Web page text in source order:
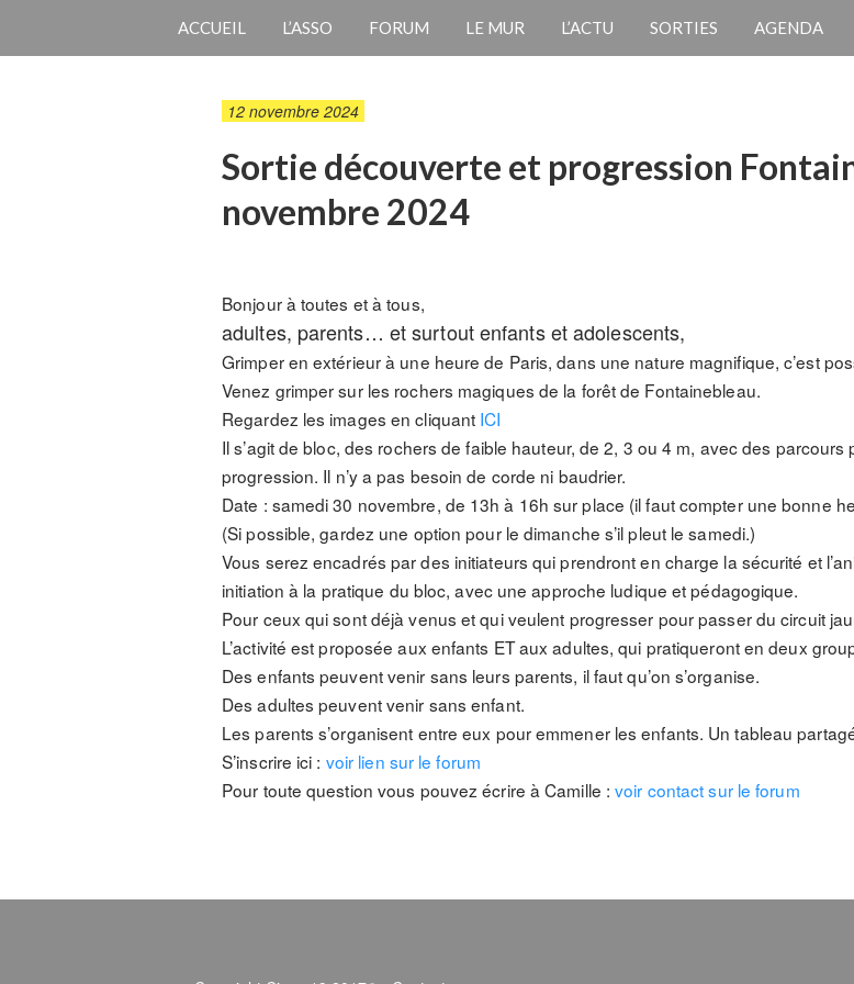
ACCUEIL L’ASSO FORUM LE MUR L’ACTU SORTIES AGENDA
12 novembre 2024
Sortie découverte et progression
novembre 2024
Bonjour à toutes et à tous,
adultes, parents… et surtout enfants et adolescents,
Grimper en extérieur à une heure de Paris, dans une nature magnifique, c’est
Venez grimper sur les rochers magiques de la forêt de Fontainebleau.
Regardez les images en cliquant ICI
Il s’agit de bloc, des rochers de faible hauteur, de 2, 3 ou 4 m, avec des
progression. Il n’y a pas besoin de corde ni baudrier.
Date : samedi 30 novembre, de 13h à 16h sur place (il faut compter une bonne
(Si possible, gardez une option pour le dimanche s’il pleut le samedi.)
Vous serez encadrés par des initiateurs qui prendront en charge la sécurité et
initiation à la pratique du bloc, avec une approche ludique et pédagogique.
Pour ceux qui sont déjà venus et qui veulent progresser pour passer du circuit
L’activité est proposée aux enfants ET aux adultes, qui pratiqueront en deux
Des enfants peuvent venir sans leurs parents, il faut qu’on s’organise.
Des adultes peuvent venir sans enfant.
Les parents s’organisent entre eux pour emmener les enfants. Un tableau
S’inscrire ici : voir lien sur le forum
Pour toute question vous pouvez écrire à Camille :voir contact sur le forum